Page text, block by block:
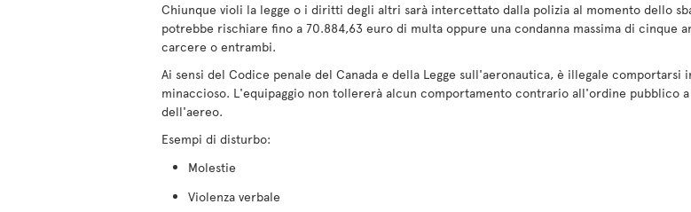
Chiunque violi la legge o i diritti degli altri sarà intercettato dalla polizia al momento dello
potrebbe rischiare fino a 70.884,63 euro di multa oppure una condanna massima di cinque
carcere o entrambi.
Ai sensi del Codice penale del Canada e della Legge sull'aeronautica, è illegale comportarsi
minaccioso. L'equipaggio non tollererà alcun comportamento contrario all'ordine pubblico
dell'aereo.
Esempi di disturbo:
Molestie
Violenza verbale